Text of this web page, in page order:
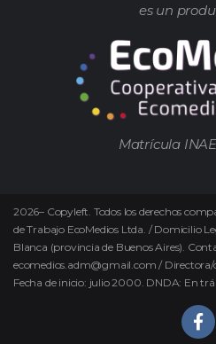
es un
Matrícula
2026– Copyleft. Todos los derechos
de Trabajo EcoMedios Ltda. / Domicilio
Blanca (provincia de Buenos Aires).
ecomedios.adm@gmail.com / Directora/
Fecha de inicio: julio 2000. DNDA: En